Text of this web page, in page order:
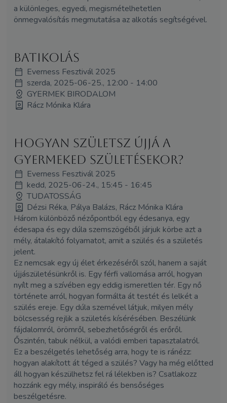
a különleges, egyedi, megismételhetetlen
önmegvalósítás megmutatása az alkotás segítségével.
BATIKOLÁS
Everness Fesztivál 2025
szerda, 2025-06-25., 12:00 - 14:00
GYERMEK BIRODALOM
Rácz Mónika Klára
Hogyan születsz újjá a
gyermeked születésekor?
Everness Fesztivál 2025
kedd, 2025-06-24., 15:45 - 16:45
TUDATOSSÁG
Dézsi Réka, Pálya Balázs, Rácz Mónika Klára
Három különböző nézőpontból egy édesanya, egy
édesapa és egy dúla szemszögéből járjuk körbe azt a
mély, átalakító folyamatot, amit a szülés és a születés
jelent.
Ez nemcsak egy új élet érkezéséről szól, hanem a saját
újjászületésünkről is. Egy férfi vallomása arról, hogyan
nyílt meg a szívében egy eddig ismeretlen tér. Egy nő
története arról, hogyan formálta át testét és lelkét a
szülés ereje. Egy dúla szemével látjuk, milyen mély
bölcsesség rejlik a születés kísérésében. Beszélünk
fájdalomról, örömről, sebezhetőségről és erőről.
Őszintén, tabuk nélkül, a valódi emberi tapasztalatról.
Ez a beszélgetés lehetőség arra, hogy te is ránézz:
hogyan alakított át téged a szülés? Vagy ha még előtted
áll hogyan készülhetsz fel rá lélekben is? Csatlakozz
hozzánk egy mély, inspiráló és bensőséges
beszélgetésre.